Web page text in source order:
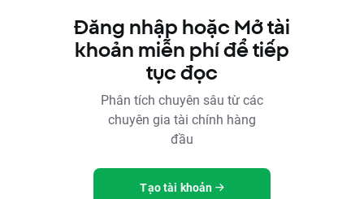
Đăng nhập hoặc Mở tài
khoản miễn phí để tiếp
tục đọc
Phân tích chuyên sâu từ các
chuyên gia tài chính hàng
đầu
Tạo tài khoản